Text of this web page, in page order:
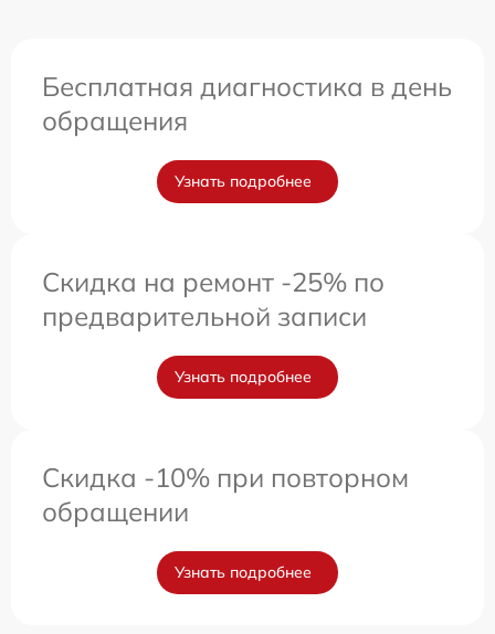
Бесплатная диагностика в день
обращения
Узнать подробнее
Скидка на ремонт -25% по
предварительной записи
Узнать подробнее
Скидка -10% при повторном
обращении
Узнать подробнее